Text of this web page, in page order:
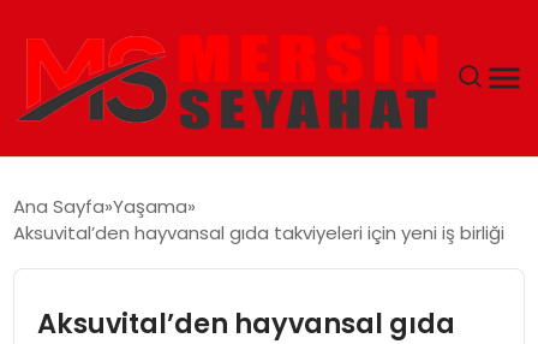
EĞITIM
Ana Sayfa Yaşama
Aksuvital’den hayvansal gıda takviyeleri için yeni iş birliği
Aksuvital’den hayvansal gıda